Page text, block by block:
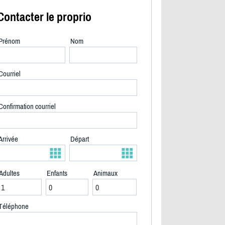
le proprio
Nom
courriel
Départ
Enfants Animaux